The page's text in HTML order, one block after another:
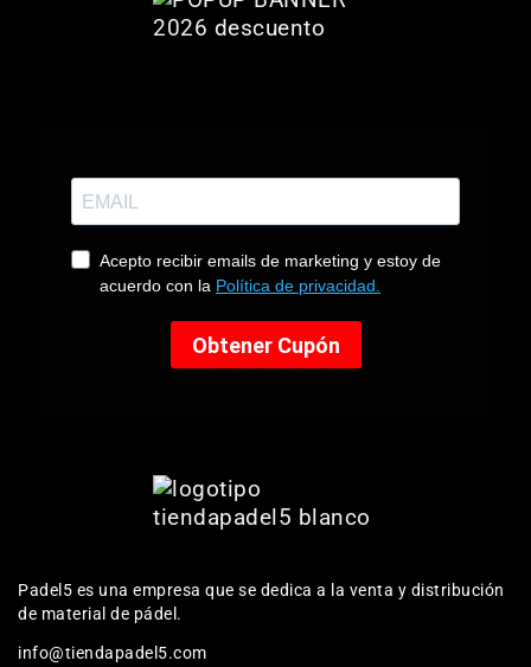
Padel5 es una empresa que se dedica a la venta y distribución
de material de pádel.
info@tiendapadel5.com